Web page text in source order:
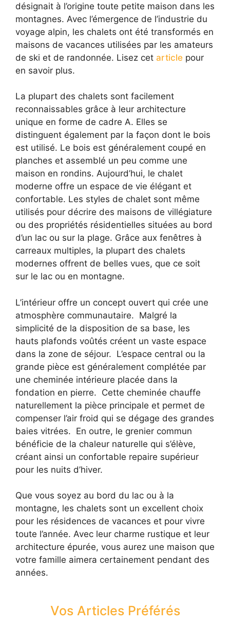
désignait à l’origine toute petite maison dans les
montagnes. Avec l’émergence de l’industrie du
voyage alpin, les chalets ont été transformés en
maisons de vacances utilisées par les amateurs
de ski et de randonnée. Lisez cet article pour
en savoir plus.
La plupart des chalets sont facilement
reconnaissables grâce à leur architecture
unique en forme de cadre A. Elles se
distinguent également par la façon dont le bois
est utilisé. Le bois est généralement coupé en
planches et assemblé un peu comme une
maison en rondins. Aujourd’hui, le chalet
moderne offre un espace de vie élégant et
confortable. Les styles de chalet sont même
utilisés pour décrire des maisons de villégiature
ou des propriétés résidentielles situées au bord
d’un lac ou sur la plage. Grâce aux fenêtres à
carreaux multiples, la plupart des chalets
modernes offrent de belles vues, que ce soit
sur le lac ou en montagne.
L’intérieur offre un concept ouvert qui crée une
atmosphère communautaire. Malgré la
simplicité de la disposition de sa base, les
hauts plafonds voûtés créent un vaste espace
dans la zone de séjour. L’espace central ou la
grande pièce est généralement complétée par
une cheminée intérieure placée dans la
fondation en pierre. Cette cheminée chauffe
naturellement la pièce principale et permet de
compenser l’air froid qui se dégage des grandes
baies vitrées. En outre, le grenier commun
bénéficie de la chaleur naturelle qui s’élève,
créant ainsi un confortable repaire supérieur
pour les nuits d’hiver.
Que vous soyez au bord du lac ou à la
montagne, les chalets sont un excellent choix
pour les résidences de vacances et pour vivre
toute l’année. Avec leur charme rustique et leur
architecture épurée, vous aurez une maison que
votre famille aimera certainement pendant des
années.
Vos Articles Préférés